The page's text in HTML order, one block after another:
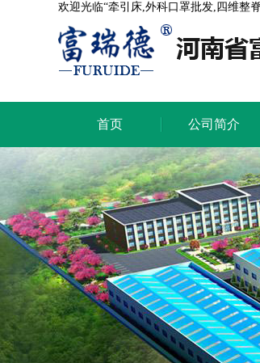
欢迎光临“牵引床,外科口罩批发,四维整
首页
首页
公司简介
公司简介